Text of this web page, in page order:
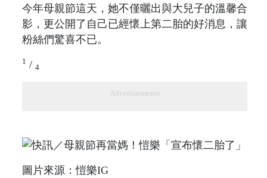
今年母親節這天，她不僅曬出與大兒子的溫馨合
影，更公開了自己已經懷上第二胎的好消息，讓
粉絲們驚喜不已。
1 / 4
Advertisements
圖片來源：愷樂IG